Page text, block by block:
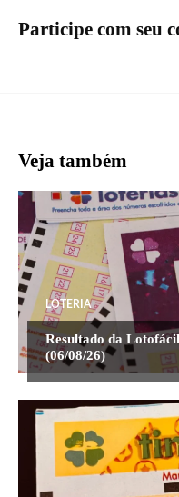
Participe com seu
Veja também
LOTERIA
Resultado da
(06/08/26)